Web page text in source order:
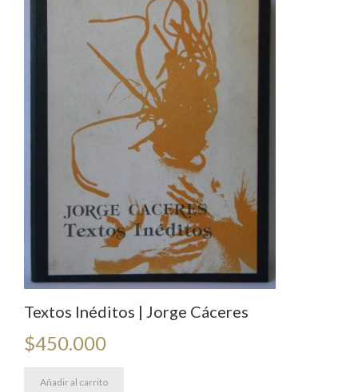
Textos Inéditos | Jorge Cáceres
$450.000
Añadir al carrito